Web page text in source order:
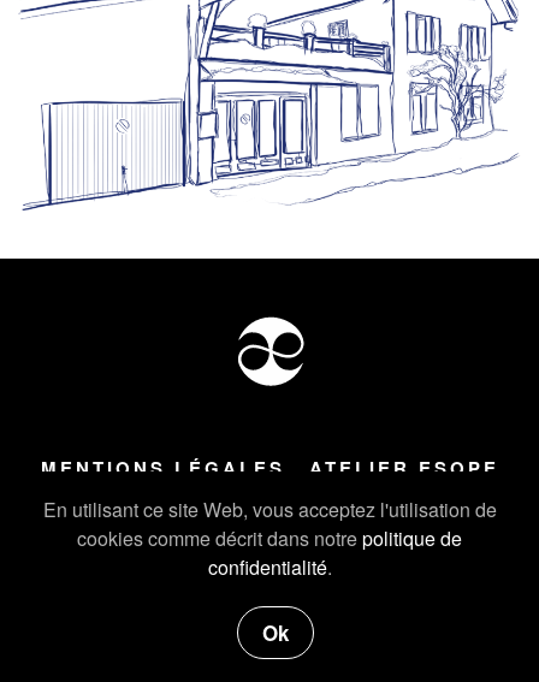
En utilisant ce site Web, vous acceptez l'utilisation de
cookies comme décrit dans notrepolitique de
confidentialité.
Ok
MENTIONS LÉGALES ATELIER ESOPE